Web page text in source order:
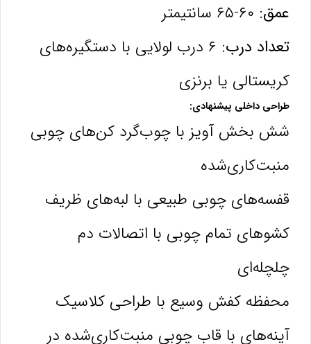
عمق:
تعداد درب:
۶ درب لولایی با دستگیره‌های
کریستالی یا برنزی
طراحی داخلی پیشنهادی:
شش بخش آویز با چوب‌گرد کن‌های چوبی
منبت‌کاری‌شده
قفسه‌های چوبی طبیعی با لبه‌های ظریف
کشوهای تمام چوبی با اتصالات دم
چلچله‌ای
محفظه کفش وسیع با طراحی کلاسیک
آینه‌های با قاب چوبی منبت‌کاری‌شده در